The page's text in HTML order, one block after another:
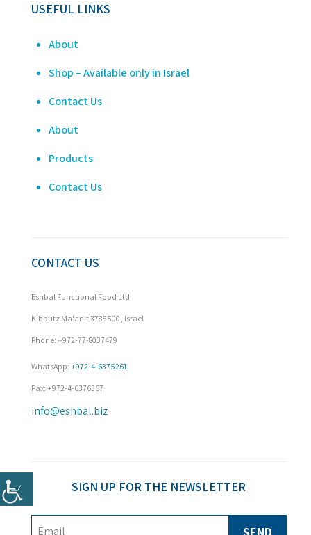
USEFUL LINKS
About
Shop – Available only in Israel
Contact Us
About
Products
Contact Us
CONTACT US
Eshbal Functional Food Ltd
Kibbutz Ma'anit 3785500, Israel
Phone: +972-77-8037479
WhatsApp: +972-4-6375261
Fax: +972-4-6376367
info@eshbal.biz
SIGN UP FOR THE NEWSLETTER